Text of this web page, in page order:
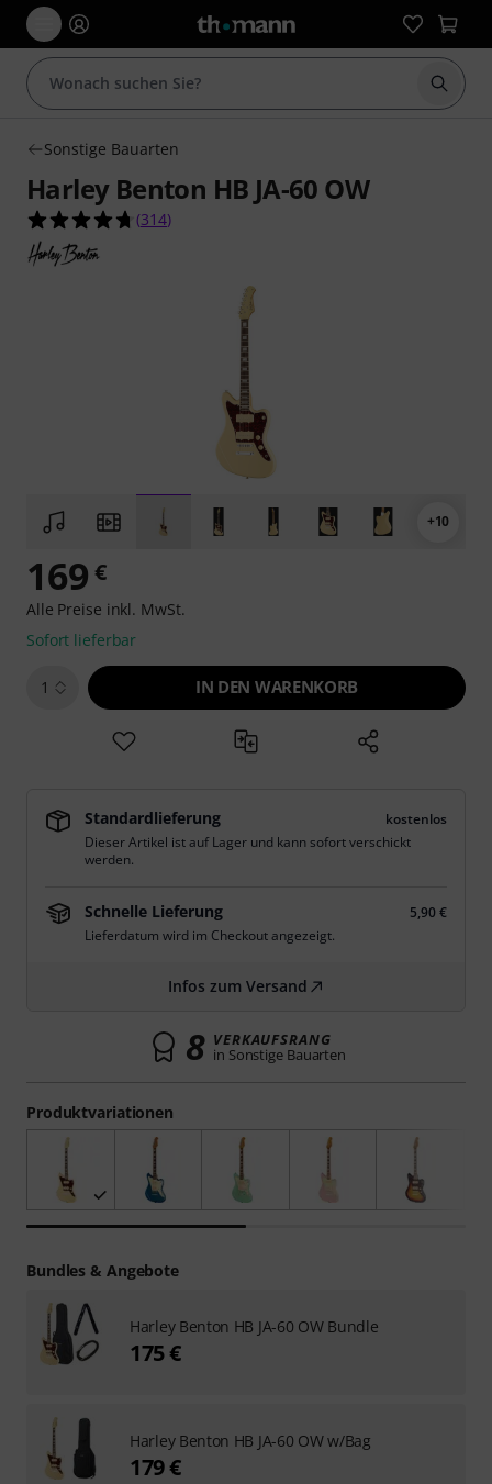
Suche
Sonstige Bauarten
Harley Benton HB JA-60 OW
4.7 von 5 Sternen aus 314 Kundenbewertungen
(314)
+10
Produktvariationen
169 €
Alle Preise inkl. MwSt.
Sofort lieferbar
1 IN DEN WARENKORB
Standardlieferung
kostenlos
Dieser Artikel ist auf Lager und kann sofort verschickt
werden.
Schnelle Lieferung
5,90 €
Lieferdatum wird im Checkout angezeigt.
Infos zum Versand
8 VERKAUFSRANG
in Sonstige Bauarten
Bundles & Angebote
Harley Benton HB JA-60 OW Bundle
175 €
Harley Benton HB JA-60 OW w/Bag
179 €